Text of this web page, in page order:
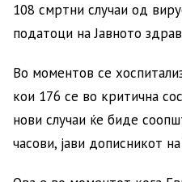
108 смртни случаи од
податоци на Јавното
Во моментов се
кои 176 се во критична
нови случаи ќе биде
часови, јави дописникот